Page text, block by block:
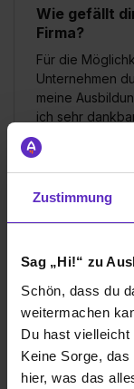
Zustimmung
Sag „Hi!“ zu
Schön, dass du
weitermachen
Du hast
Keine Sorge,
hier, was das
Wie gefällt
Firma?
Für die
Unternehmen
meine
ich sehr
unterstützen
sehr stark, was
hinaus habe ich
gute
Studiums
zu gleichen
Themen aus
ein breites
Praxis